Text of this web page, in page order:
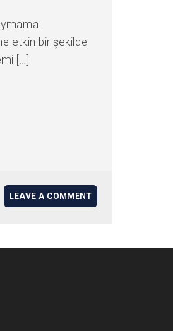
etkin bir şekilde
[…]
LEAVE A COMMENT